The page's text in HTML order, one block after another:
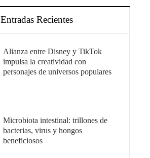
Entradas Recientes
Alianza entre Disney y TikTok
impulsa la creatividad con
personajes de universos populares
Microbiota intestinal: trillones de
bacterias, virus y hongos
beneficiosos